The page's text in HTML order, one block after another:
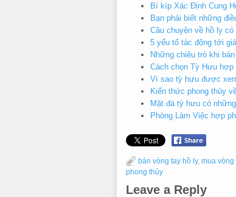
Bí kíp Xác Định Cung
Bạn phải biết những
Câu chuyện về hồ ly
5 yếu tố tác động tới
Những chiêu trò khi
Cách chọn Tỳ Hưu
Vì sao tỳ hưu được
Kiến thức phong thủy
Mặt đá tỳ hưu có
Phòng Làm Việc hợp
bán vòng tay hồ ly, mua vòng
phong thủy
Leave a Reply